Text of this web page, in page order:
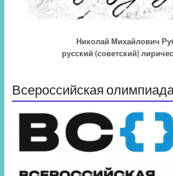
Николай Михайлович
русский (советский)
Всероссийская